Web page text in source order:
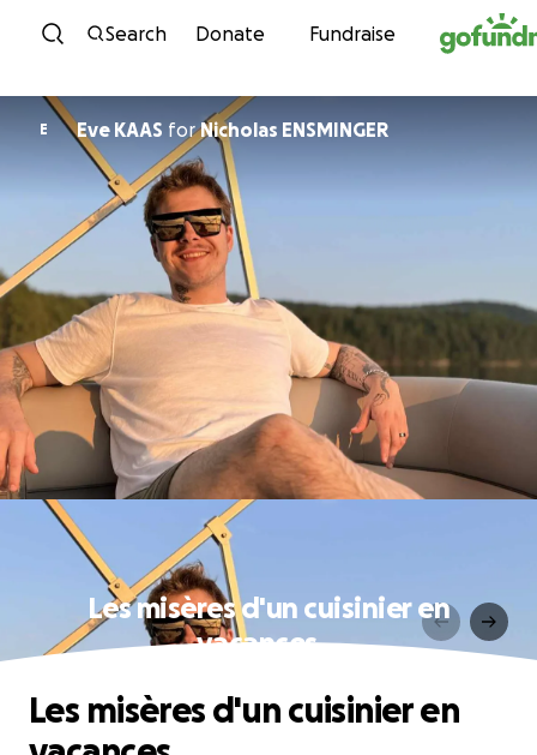
Skip to content
Search Donate Fundraise
E Eve KAAS forNicholas ENSMINGER
Les misères d'un cuisinier en
vacances...
Les misères d'un cuisinier en